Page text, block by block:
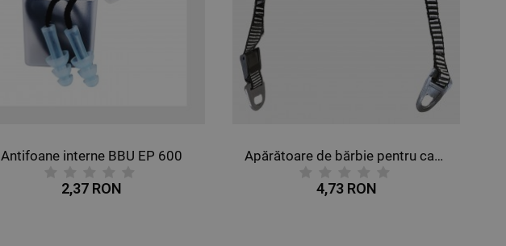
Antifoane interne BBU EP 600
2,37 RON
Apărătoare de bărbie pentru cască STENSO
4,73 RON